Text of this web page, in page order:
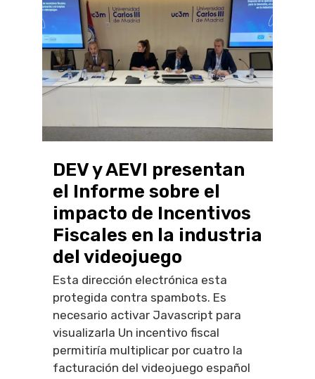
DEV y AEVI presentan
el Informe sobre el
impacto de Incentivos
Fiscales en la industria
del videojuego
Esta dirección electrónica esta
protegida contra spambots. Es
necesario activar Javascript para
visualizarla Un incentivo fiscal
permitiría multiplicar por cuatro la
facturación del videojuego español